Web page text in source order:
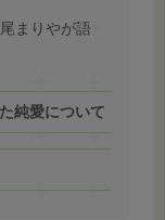
まりやが語
純愛について